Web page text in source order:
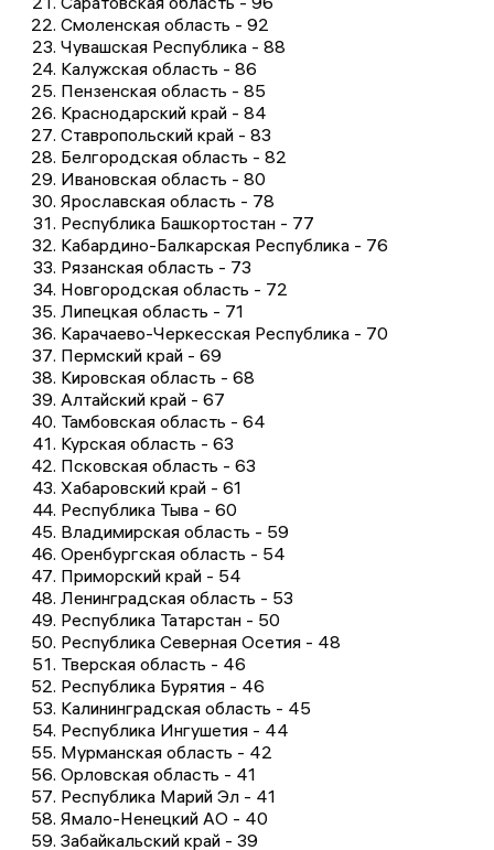
Смоленская область - 92
Чувашская Республика - 88
Калужская область - 86
Пензенская область - 85
Краснодарский край - 84
Ставропольский край - 83
Белгородская область - 82
Ивановская область - 80
Ярославская область - 78
Республика Башкортостан - 77
Кабардино-Балкарская Республика - 76
Рязанская область - 73
Новгородская область - 72
Липецкая область - 71
Карачаево-Черкесская Республика - 70
Пермский край - 69
Кировская область - 68
Алтайский край - 67
Тамбовская область - 64
Курская область - 63
Псковская область - 63
Хабаровский край - 61
Республика Тыва - 60
Владимирская область - 59
Оренбургская область - 54
Приморский край - 54
Ленинградская область - 53
Республика Татарстан - 50
Республика Северная Осетия - 48
Тверская область - 46
Республика Бурятия - 46
Калининградская область - 45
Республика Ингушетия - 44
Мурманская область - 42
Орловская область - 41
Республика Марий Эл - 41
Ямало-Ненецкий АО - 40
Забайкальский край - 39